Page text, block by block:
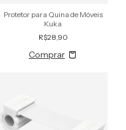
Protetor para Quina de Móveis
Kuka
R$28,90